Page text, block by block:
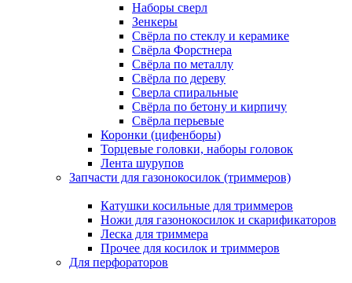
Наборы сверл
Зенкеры
Свёрла по стеклу и керамике
Свёрла Форстнера
Свёрла по металлу
Свёрла по дереву
Сверла спиральные
Свёрла по бетону и кирпичу
Свёрла перьевые
Коронки (цифенборы)
Торцевые головки, наборы головок
Лента шурупов
Запчасти для газонокосилок (триммеров)
Катушки косильные для триммеров
Ножи для газонокосилок и скарификаторов
Леска для триммера
Прочее для косилок и триммеров
Для перфораторов